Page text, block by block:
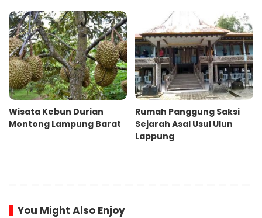
Wisata Kebun Durian
Montong Lampung Barat
Rumah Panggung Saksi
Sejarah Asal Usul Ulun
Lappung
You Might Also Enjoy